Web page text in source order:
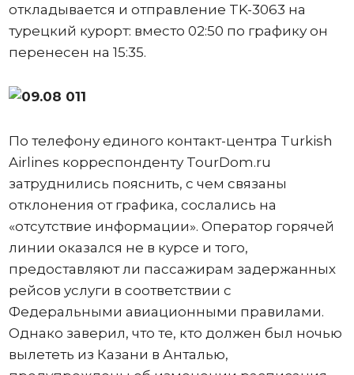
откладывается и отправление TK-3063 на
турецкий курорт: вместо 02:50 по графику он
перенесен на 15:35.
По телефону единого контакт-центра Turkish
Airlines корреспонденту TourDom.ru
затруднились пояснить, с чем связаны
отклонения от графика, сослались на
«отсутствие информации». Оператор горячей
линии оказался не в курсе и того,
предоставляют ли пассажирам задержанных
рейсов услуги в соответствии с
Федеральными авиационными правилами.
Однако заверил, что те, кто должен был ночью
вылететь из Казани в Анталью,